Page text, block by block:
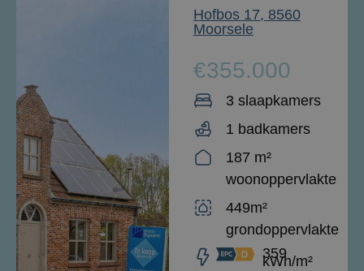
Hofbos 17, 8560
Moorsele
€355.000
3 slaapkamers
1 badkamers
187 m²
woonoppervlakte
449m²
grondoppervlakte
359
kWh/m²